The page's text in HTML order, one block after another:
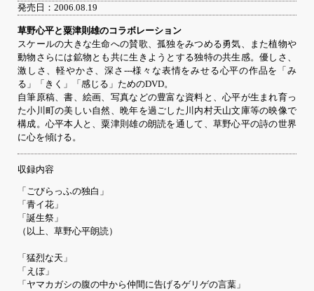
発売日：2006.08.19
草野心平と粟津則雄のコラボレーション
スケールの大きな生命への賛歌、孤独をみつめる勇気、また植物や
動物さらには鉱物とも共に生きようとする独特の共生感。優しさ、
激しさ、軽やかさ、深さ---様々な表情をみせる心平の作品を「み
る」「きく」「感じる」ためのDVD。
自筆原稿、書、絵画、写真などの豊富な資料と、心平が生まれ育っ
た小川町の美しい自然、晩年を過ごした川内村天山文庫等の映像で
構成。心平本人と、粟津則雄の朗読を通して、草野心平の詩の世界
に心を傾ける。
収録内容
「ごびらっふの独白」
「青イ花」
「誕生祭」
（以上、草野心平朗読）
「猛烈な天」
「えぼ」
「ヤマカガシの腹の中から仲間に告げるゲリゲの言葉」